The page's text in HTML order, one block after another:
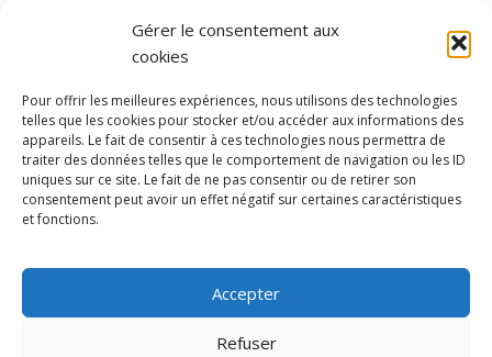
Gérer le consentement aux
cookies
Pour offrir les meilleures expériences, nous utilisons des technologies
telles que les cookies pour stocker et/ou accéder aux informations des
appareils. Le fait de consentir à ces technologies nous permettra de
traiter des données telles que le comportement de navigation ou les ID
uniques sur ce site. Le fait de ne pas consentir ou de retirer son
consentement peut avoir un effet négatif sur certaines caractéristiques
et fonctions.
Accepter
Refuser
et de loisirs
Contact
Mentions légales